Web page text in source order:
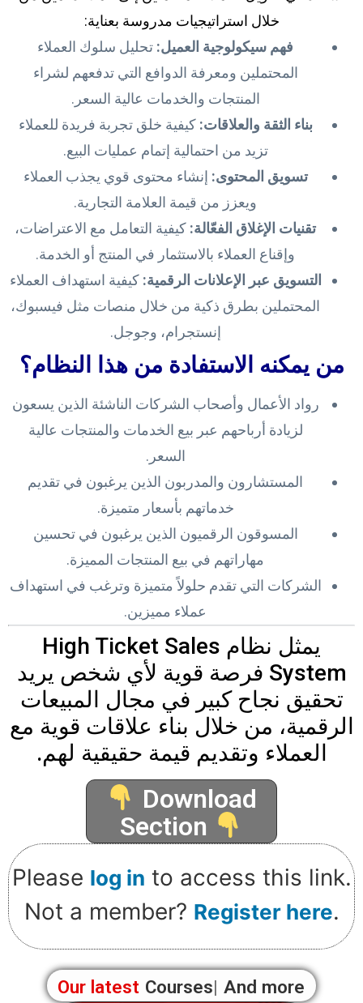
خلال استراتيجيات مدروسة بعناية:
فهم سيكولوجية العميل: تحليل سلوك العملاء
المحتملين ومعرفة الدوافع التي تدفعهم لشراء
المنتجات والخدمات عالية السعر.
بناء الثقة والعلاقات: كيفية خلق تجربة فريدة للعملاء
تزيد من احتمالية إتمام عمليات البيع.
تسويق المحتوى: إنشاء محتوى قوي يجذب العملاء
ويعزز من قيمة العلامة التجارية.
تقنيات الإغلاق الفعّالة: كيفية التعامل مع الاعتراضات،
وإقناع العملاء بالاستثمار في المنتج أو الخدمة.
التسويق عبر الإعلانات الرقمية: كيفية استهداف العملاء
المحتملين بطرق ذكية من خلال منصات مثل فيسبوك،
إنستجرام، وجوجل.
من يمكنه الاستفادة من هذا النظام؟
رواد الأعمال وأصحاب الشركات الناشئة الذين يسعون
لزيادة أرباحهم عبر بيع الخدمات والمنتجات عالية
السعر.
المستشارون والمدربون الذين يرغبون في تقديم
خدماتهم بأسعار متميزة.
المسوقون الرقميون الذين يرغبون في تحسين
مهاراتهم في بيع المنتجات المميزة.
الشركات التي تقدم حلولاً متميزة وترغب في استهداف
عملاء مميزين.
يمثل نظام High Ticket Sales
System فرصة قوية لأي شخص يريد
تحقيق نجاح كبير في مجال المبيعات
الرقمية، من خلال بناء علاقات قوية مع
العملاء وتقديم قيمة حقيقية لهم.
Download
Section
Please log in to access this link.
Not a member? Register here.
Our latest Courses And more